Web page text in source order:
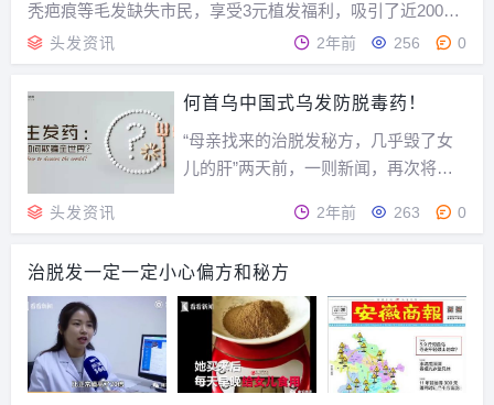
秃疤痕等毛发缺失市民，享受3元植发福利，吸引了近2000
多人报名，场面火爆~【招募现场·市民发声】市民-李先生：
“今年33岁了，家里亲人有脱发，自己从23岁开始脱发，现在
已经秃顶，显老、求职难、找对象更难...
头发资讯 2年前 256 0
何首乌中国式乌发防脱毒药！
“母亲找来的治脱发秘方，几乎毁了女
儿的肝”两天前，一则新闻，再次将何
女士的女儿在高三因为学习压力大，出
了解到有一个让头发转黑、增多的“秘
方”——服用首乌粉。“《开宝本草》中
记载首乌粉的功效...
头发资讯 2年前 263 0
治脱发一定一定小心偏方和秘方